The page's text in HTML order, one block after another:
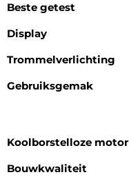
Beste getest
Display
Trommelverlichting
Gebruiksgemak
Koolborstelloze motor
Bouwkwaliteit